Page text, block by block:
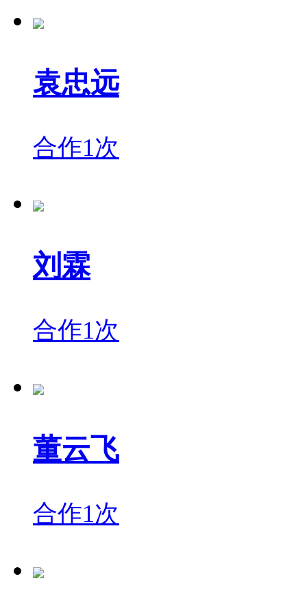
袁忠远
合作1次
刘霖
合作1次
董云飞
合作1次